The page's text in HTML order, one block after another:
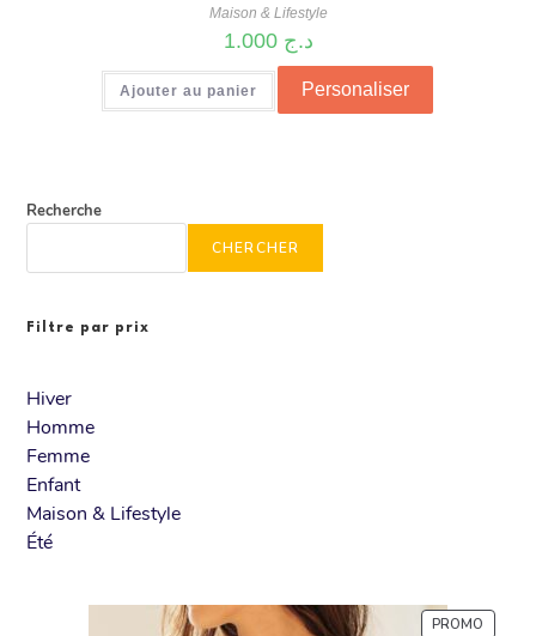
Maison & Lifestyle
د.ج 1.000
Ajouter au panier Personaliser
Recherche
CHERCHER
Filtre par prix
Hiver
Homme
Femme
Enfant
Maison & Lifestyle
Été
PROMO